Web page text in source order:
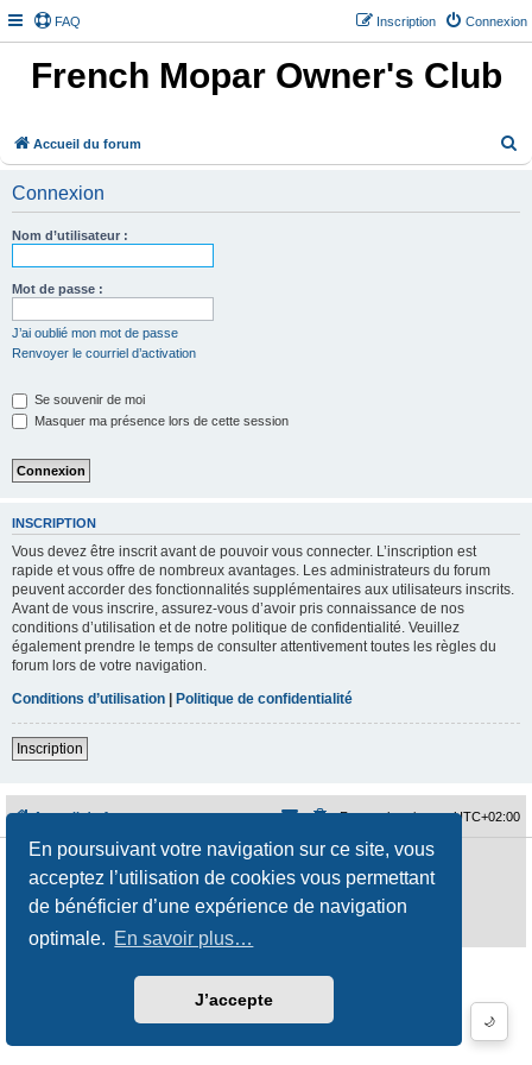
En poursuivant votre navigation sur ce site, vous
acceptez l’utilisation de cookies vous permettant
de bénéficier d’une expérience de navigation
optimale. En savoir plus…
J’accepte
FAQ Connexion
Inscription
French Mopar Owner's Club
Accueil du forum
🌙
Connexion
Nom d’utilisateur :
Mot de passe :
J’ai oublié mon mot de passe
Renvoyer le courriel d’activation
Se souvenir de moi
Masquer ma présence lors de cette session
INSCRIPTION
Vous devez être inscrit avant de pouvoir vous connecter. L’inscription est
rapide et vous offre de nombreux avantages. Les administrateurs du forum
peuvent accorder des fonctionnalités supplémentaires aux utilisateurs inscrits.
Avant de vous inscrire, assurez-vous d’avoir pris connaissance de nos
conditions d’utilisation et de notre politique de confidentialité. Veuillez
également prendre le temps de consulter attentivement toutes les règles du
forum lors de votre navigation.
Conditions d’utilisation | Politique de confidentialité
Inscription
Accueil du forum Fuseau horaire surUTC+02:00
Développé par phpBB ® Forum Software © phpBB Limited
Traduction française officielle©Qiaeru
Stylejeremiemeunierpar ©Fred Rimbert